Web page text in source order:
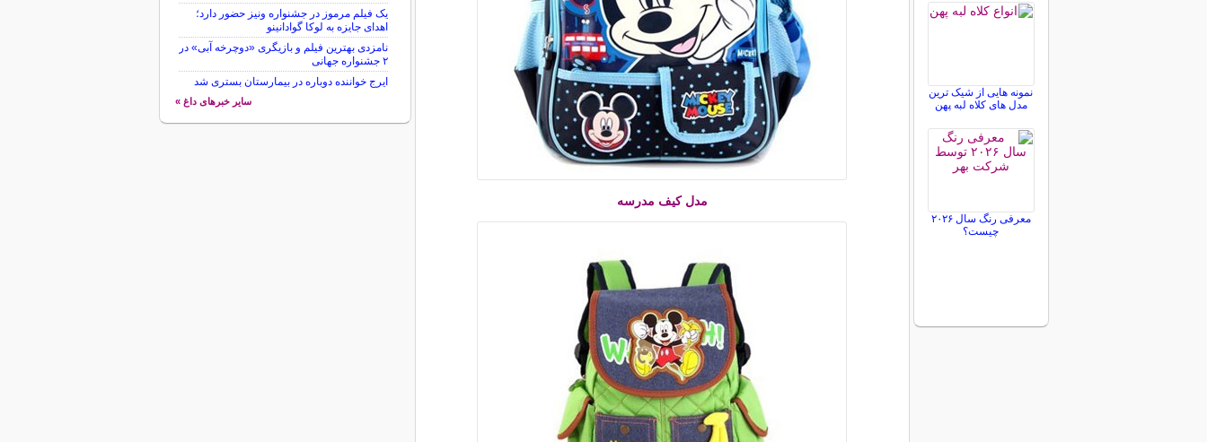
مدل کیف مدرسه
نمونه هایی از شیک ترین
مدل های کلاه لبه پهن
معرفی رنگ سال ۲۰۲۶
چیست؟
یک فیلم مرموز در جشنواره ونیز حضور دارد؛
اهدای جایزه به لوکا گوادانینو
نامزدی بهترین فیلم و بازیگری «دوچرخه آبی» در
۲ جشنواره جهانی
ایرج خواننده دوباره در بیمارستان بستری شد
سایر خبرهای داغ »